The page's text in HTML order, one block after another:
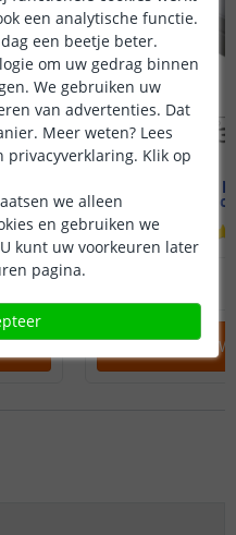
,95
Led strip
19 mm -
IN
een analytische functie.
een beetje beter.
om uw gedrag binnen
We gebruiken uw
van advertenties. Dat
Meer weten? Lees
privacyverklaring. Klik op
we alleen
en gebruiken we
kunt uw voorkeuren later
pagina.